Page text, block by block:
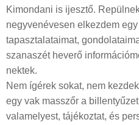
Kimondani is ijesztő.
negyvenévesen elkezdem
tapasztalataimat,
szanaszét heverő
nektek.
Nem ígérek sokat, nem
egy vak masszőr a
valamelyest, tájékoztat, és